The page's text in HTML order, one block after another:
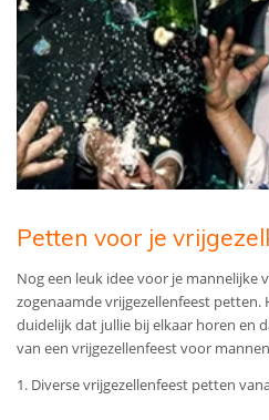
Petten voor je
Nog een leuk idee voor je mannelijke
zogenaamde vrijgezellenfeest petten.
duidelijk dat jullie bij elkaar horen en
van een vrijgezellenfeest voor
1. Diverse vrijgezellenfeest petten